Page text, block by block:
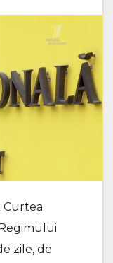
Curtea
zile, de